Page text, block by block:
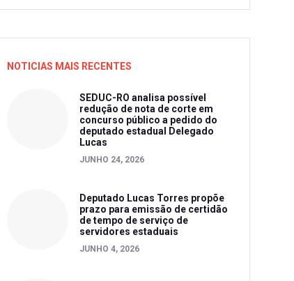
NOTICIAS MAIS RECENTES
SEDUC-RO analisa possível
redução de nota de corte em
concurso público a pedido do
deputado estadual Delegado
Lucas
JUNHO 24, 2026
Deputado Lucas Torres propõe
prazo para emissão de certidão
de tempo de serviço de
servidores estaduais
JUNHO 4, 2026